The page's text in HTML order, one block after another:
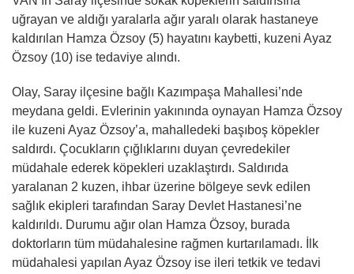
uğrayan ve aldığı yaralarla ağır yaralı olarak hastaneye
kaldırılan Hamza Özsoy (5) hayatını kaybetti, kuzeni Ayaz
Özsoy (10) ise tedaviye alındı.
Olay, Saray ilçesine bağlı Kazımpaşa Mahallesi’nde
meydana geldi. Evlerinin yakınında oynayan Hamza Özsoy
ile kuzeni Ayaz Özsoy’a, mahalledeki başıboş köpekler
saldırdı. Çocukların çığlıklarını duyan çevredekiler
müdahale ederek köpekleri uzaklaştırdı. Saldırıda
yaralanan 2 kuzen, ihbar üzerine bölgeye sevk edilen
sağlık ekipleri tarafından Saray Devlet Hastanesi’ne
kaldırıldı. Durumu ağır olan Hamza Özsoy, burada
doktorların tüm müdahalesine rağmen kurtarılamadı. İlk
müdahalesi yapılan Ayaz Özsoy ise ileri tetkik ve tedavi